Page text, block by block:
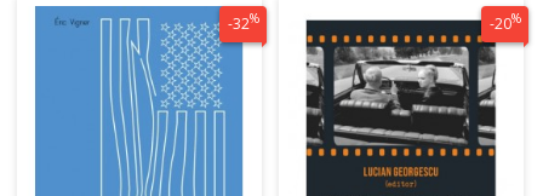
-32% -20%